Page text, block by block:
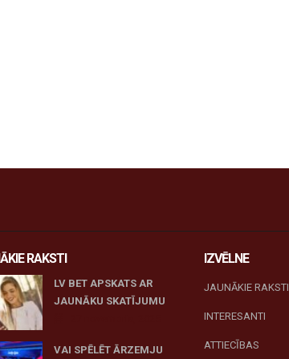
RAKSTI
LV BET APSKATS AR
JAUNĀKU SKATĪJUMU
VAI SPĒLĒT ĀRZEMJU
IZVĒLNE
JAUNĀKIE RAKSTI
INTERESANTI
ATTIECĪBAS